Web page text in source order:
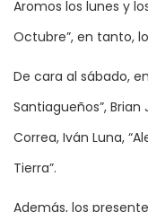
Aromos los lunes y
Octubre”, en tanto,
De cara al sábado,
Santiagueños”, Brian
Correa, Iván Luna,
Tierra”.
Además, los